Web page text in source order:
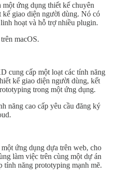
một ứng dụng thiết kế chuyên
kế giao diện người dùng. Nó có
hoạt và hỗ trợ nhiều plugin.
macOS.
cung cấp một loạt các tính năng
kế giao diện người dùng, kết
trong một ứng dụng.
năng cao cấp yêu cầu đăng ký
ứng dụng dựa trên web, cho
làm việc trên cùng một dự án
tính năng prototyping mạnh mẽ.